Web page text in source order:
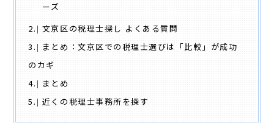
ーズ
2.
文京区の税理士探し よくある質問
3.
まとめ：文京区での税理士選びは「比較」が成功
のカギ
4.
まとめ
5.
近くの税理士事務所を探す